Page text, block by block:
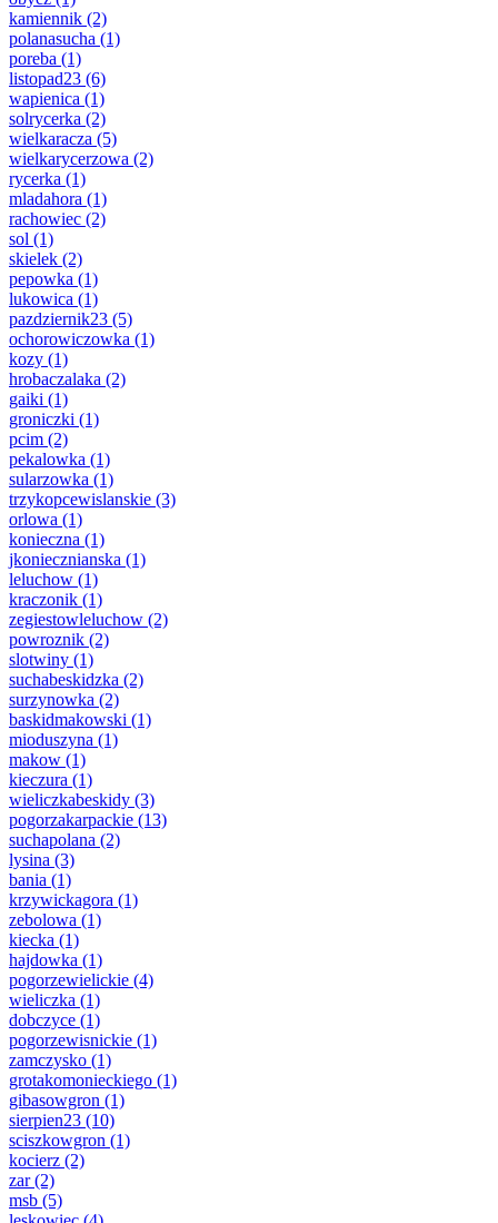
kamiennik (2)
polanasucha (1)
poreba (1)
listopad23 (6)
wapienica (1)
solrycerka (2)
wielkaracza (5)
wielkarycerzowa (2)
rycerka (1)
mladahora (1)
rachowiec (2)
sol (1)
skielek (2)
pepowka (1)
lukowica (1)
pazdziernik23 (5)
ochorowiczowka (1)
kozy (1)
hrobaczalaka (2)
gaiki (1)
groniczki (1)
pcim (2)
pekalowka (1)
sularzowka (1)
trzykopcewislanskie (3)
orlowa (1)
konieczna (1)
jkoniecznianska (1)
leluchow (1)
kraczonik (1)
zegiestowleluchow (2)
powroznik (2)
slotwiny (1)
suchabeskidzka (2)
surzynowka (2)
baskidmakowski (1)
mioduszyna (1)
makow (1)
kieczura (1)
wieliczkabeskidy (3)
pogorzakarpackie (13)
suchapolana (2)
lysina (3)
bania (1)
krzywickagora (1)
zebolowa (1)
kiecka (1)
hajdowka (1)
pogorzewielickie (4)
wieliczka (1)
dobczyce (1)
pogorzewisnickie (1)
zamczysko (1)
grotakomonieckiego (1)
gibasowgron (1)
sierpien23 (10)
sciszkowgron (1)
kocierz (2)
zar(2)
msb (5)